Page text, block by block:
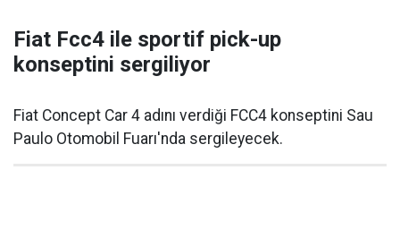
Fiat Fcc4 ile sportif pick-up
konseptini sergiliyor
Fiat Concept Car 4 adını verdiği FCC4 konseptini Sau
Paulo Otomobil Fuarı'nda sergileyecek.